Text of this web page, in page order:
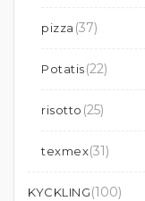
pizza (37)
Potatis(22)
risotto (25)
texmex(31)
KYCKLING(100)